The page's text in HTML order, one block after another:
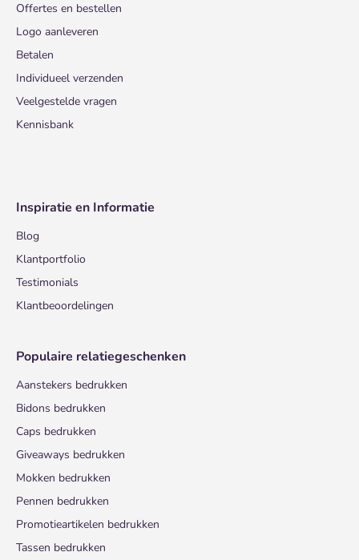
Offertes en bestellen
Logo aanleveren
Betalen
Individueel verzenden
Veelgestelde vragen
Kennisbank
Inspiratie en Informatie
Blog
Klantportfolio
Testimonials
Klantbeoordelingen
Populaire relatiegeschenken
Aanstekers bedrukken
Bidons bedrukken
Caps bedrukken
Giveaways bedrukken
Mokken bedrukken
Pennen bedrukken
Promotieartikelen bedrukken
Tassen bedrukken